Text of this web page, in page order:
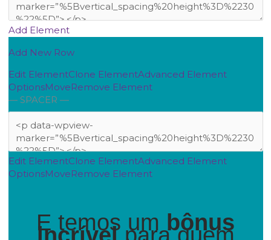
Add Element
Add New Row
Edit ElementClone ElementAdvanced Element
OptionsMoveRemove Element
— SPACER —
Edit ElementClone ElementAdvanced Element
OptionsMoveRemove Element
E temos um bônus